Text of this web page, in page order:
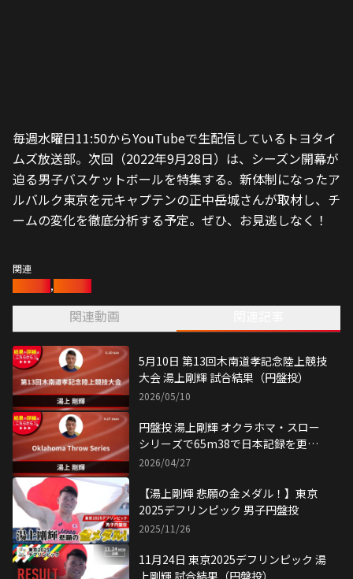
毎週水曜日11:50からYouTubeで生配信しているトヨタイ
ムズ放送部。次回（2022年9月28日）は、シーズン開幕が
迫る男子バスケットボールを特集する。新体制になったア
ルバルク東京を元キャプテンの正中岳城さんが取材し、チ
ームの変化を徹底分析する予定。ぜひ、お見逃しなく！
関連
,
関連動画
5月10日 第13回木南道孝記念陸上競技
大会 湯上剛輝 試合結果（円盤投）
2026/05/10
円盤投 湯上剛輝 オクラホマ・スロー
シリーズで65m38で日本記録を更
新！
2026/04/27
【湯上剛輝 悲願の金メダル！】東京
2025デフリンピック 男子円盤投
2025/11/26
11月24日 東京2025デフリンピック 湯
上剛輝 試合結果（円盤投）